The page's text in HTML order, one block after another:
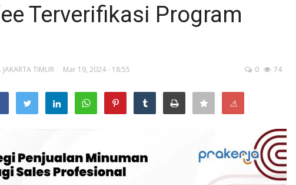
Terverifikasi Program
TIMUR Mar 19, 2024 - 18:55 0 74
⚠